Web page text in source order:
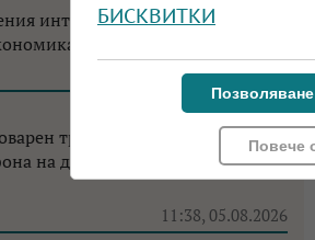
интелект променя
до неузнаваемост
12:18, 06.08.2026
транспорт в ЕС се
на двуцифрен срив за
11:38, 05.08.2026
БИСКВИТКИ
Повече